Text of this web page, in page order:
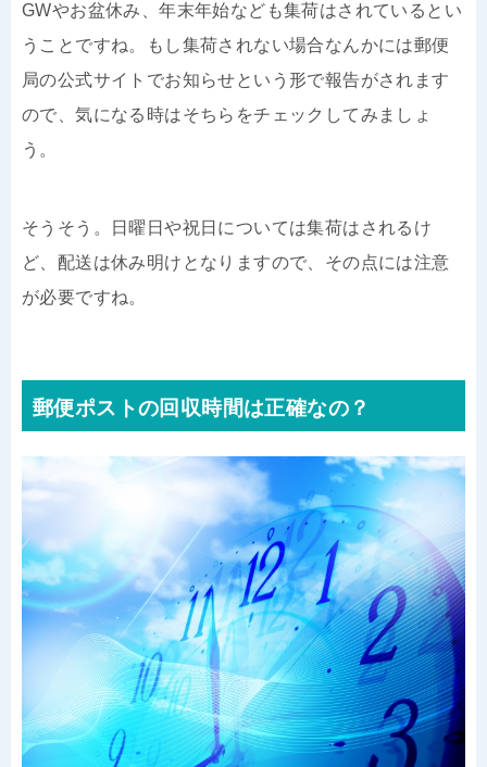
GWやお盆休み、年末年始なども集荷はされているとい
うことですね。もし集荷されない場合なんかには郵便
局の公式サイトでお知らせという形で報告がされます
ので、気になる時はそちらをチェックしてみましょ
う。
そうそう。日曜日や祝日については集荷はされるけ
ど、配送は休み明けとなりますので、その点には注意
が必要ですね。
郵便ポストの回収時間は正確なの？